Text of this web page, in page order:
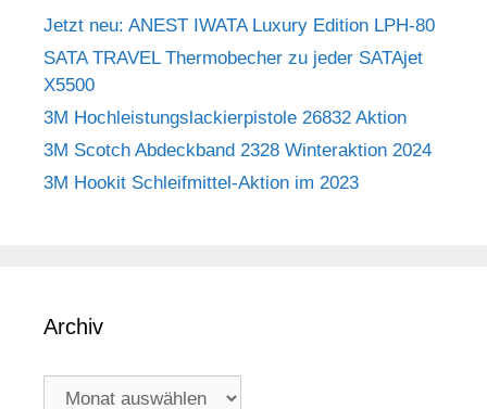
Jetzt neu: ANEST IWATA Luxury Edition LPH-80
SATA TRAVEL Thermobecher zu jeder SATAjet
X5500
3M Hochleistungslackierpistole 26832 Aktion
3M Scotch Abdeckband 2328 Winteraktion 2024
3M Hookit Schleifmittel-Aktion im 2023
Archiv
Archiv